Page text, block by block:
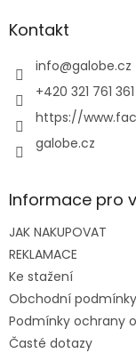
aKontakt
info@galobe.cz
+420 321 761 361
https://
galobe.cz
Informace pro
JAK NAKUPOVAT
REKLAMACE
Ke stažení
Obchodní podmínky
Podmínky ochrany
Časté dotazy